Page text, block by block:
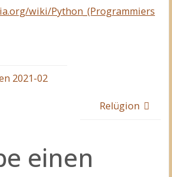
wiki/Python_(Programmiers
2021-02
Relügion
einen